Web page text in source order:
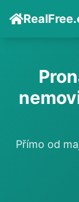
Přímo od